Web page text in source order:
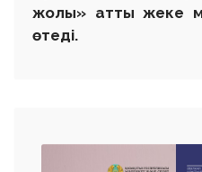
жолы» атты жеке
өтеді.